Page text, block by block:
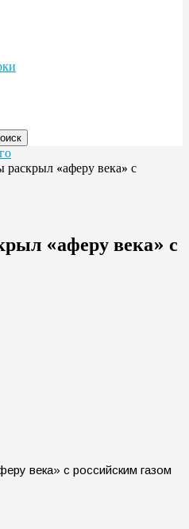
раскрыл «аферу века» с
«аферу века» с